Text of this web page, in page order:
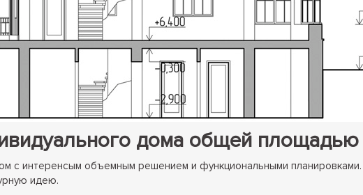
дома общей
с интеренсым объемным решением и функциональными
идею.